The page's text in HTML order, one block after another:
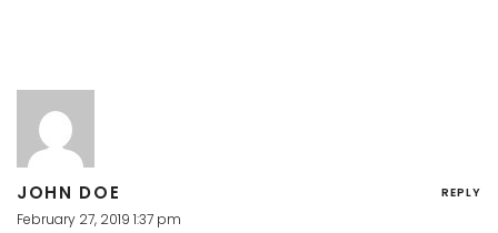
JOHN DOE REPLY
February 27, 2019 1:37 pm